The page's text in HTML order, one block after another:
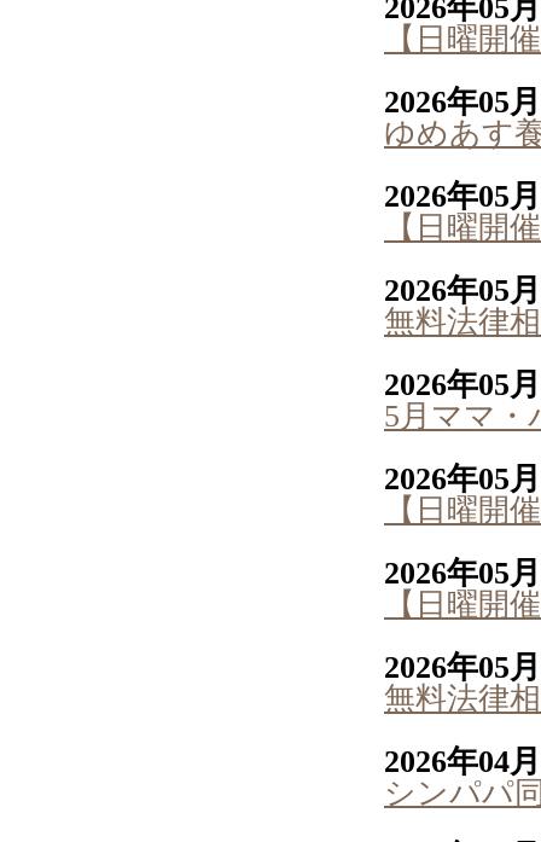
【日曜開
2026年05
ゆめあす
2026年05
【日曜開
2026年05
無料法律
2026年05
5月ママ・
2026年05
【日曜開
2026年05
【日曜開
2026年05
無料法律
2026年04
シンパパ